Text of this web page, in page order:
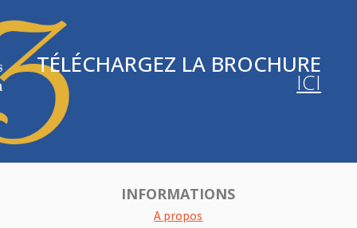
TÉLÉCHARGEZ LA BROCHURE
ICI
INFORMATIONS
A propos